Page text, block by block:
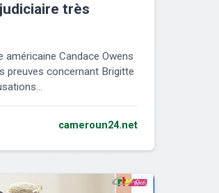
très
Candace Owens
preuves concernant Brigitte
cameroun24.net